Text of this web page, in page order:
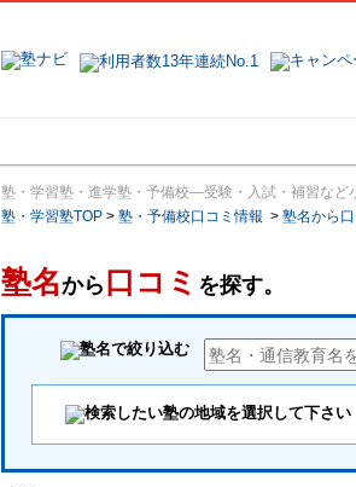
塾・学習塾・進学塾・予備校―受験・入試・補習など
塾・学習塾TOP > 塾・予備校口コミ情報 > 塾名から
塾名から 口コミ を探す。